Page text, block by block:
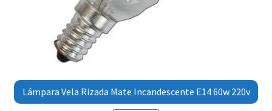
Lámpara Vela Rizada Mate Incandescente E14 60w 220v